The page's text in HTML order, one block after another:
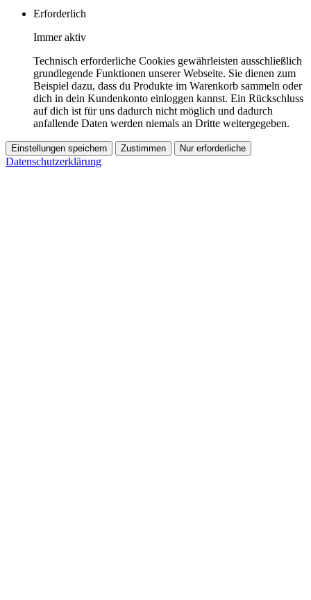
Erforderlich
Immer aktiv
Technisch erforderliche Cookies gewährleisten ausschließlich
grundlegende Funktionen unserer Webseite. Sie dienen zum
Beispiel dazu, dass du Produkte im Warenkorb sammeln oder
dich in dein Kundenkonto einloggen kannst. Ein Rückschluss
auf dich ist für uns dadurch nicht möglich und dadurch
anfallende Daten werden niemals an Dritte weitergegeben.
Einstellungen speichern Zustimmen Nur erforderliche
Datenschutzerklärung